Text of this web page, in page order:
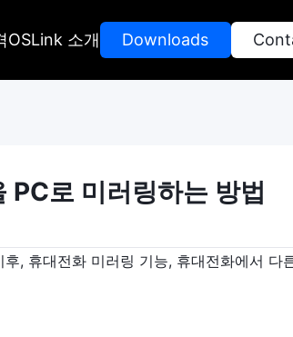
OSLink 소개 Downloads
PC로 미러링하는 방법
, 휴대전화 미러링 기능, 휴대전화에서